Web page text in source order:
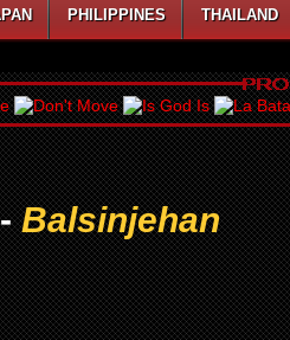
PHILIPPINES THAILAND
-Balsinjehan